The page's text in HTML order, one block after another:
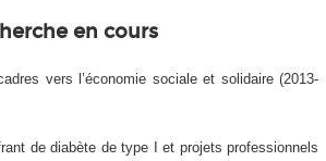
en cours
vers l’économie sociale et solidaire (2013-
de diabète de type I et projets professionnels